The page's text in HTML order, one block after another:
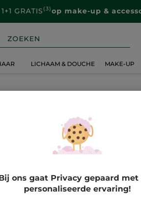
1+1 GRATIS (3)op make-up &
LICHAAM & DOUCHE MAKE-UP
ons gaat Privacy gepaard met
personaliseerde ervaring!